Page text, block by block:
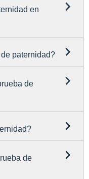
en
paternidad?
de
de